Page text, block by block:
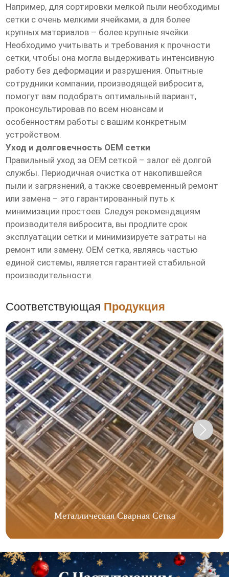
Например, для сортировки мелкой пыли необходимы
сетки с очень мелкими ячейками, а для более
крупных материалов – более крупные ячейки.
Необходимо учитывать и требования к прочности
сетки, чтобы она могла выдерживать интенсивную
работу без деформации и разрушения. Опытные
сотрудники компании, производящей вибросита,
помогут вам подобрать оптимальный вариант,
проконсультировав по всем нюансам и
особенностям работы с вашим конкретным
устройством.
Уход и долговечность OEM сетки
Правильный уход за OEM сеткой – залог её долгой
службы. Периодичная очистка от накопившейся
пыли и загрязнений, а также своевременный ремонт
или замена – это гарантированный путь к
минимизации простоев. Следуя рекомендациям
производителя вибросита, вы продлите срок
эксплуатации сетки и минимизируете затраты на
ремонт или замену. OEM сетка, являясь частью
единой системы, является гарантией стабильной
производительности.
Соответствующая Продукция
Металлическая Сварная Сетка